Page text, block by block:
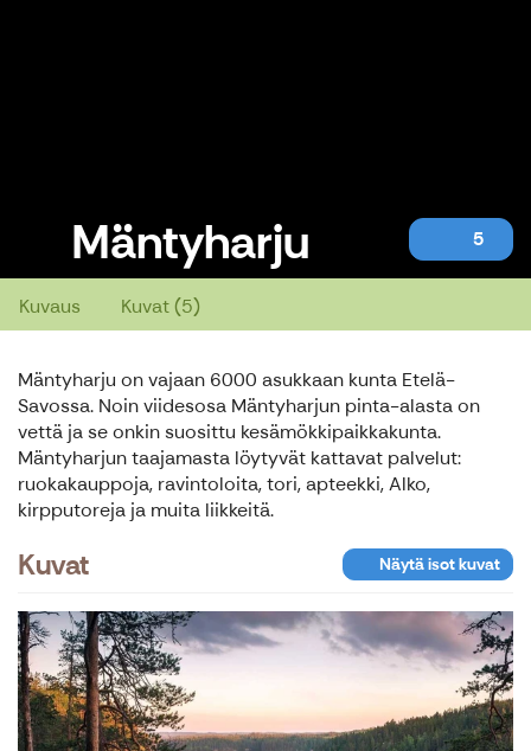
Mäntyharju 5
Mäntyharju
Kuvaus Kuvat (5)
Mäntyharju on vajaan 6000 asukkaan kunta Etelä-
Savossa. Noin viidesosa Mäntyharjun pinta-alasta on
vettä ja se onkin suosittu kesämökkipaikkakunta.
Mäntyharjun taajamasta löytyvät kattavat palvelut:
ruokakauppoja, ravintoloita, tori, apteekki, Alko,
kirpputoreja ja muita liikkeitä.
Kuvat Näytä isot kuvat